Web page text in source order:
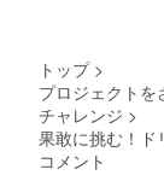
トップ >
プロジェクトを
チャレンジ >
果敢に挑む！ド
コメント